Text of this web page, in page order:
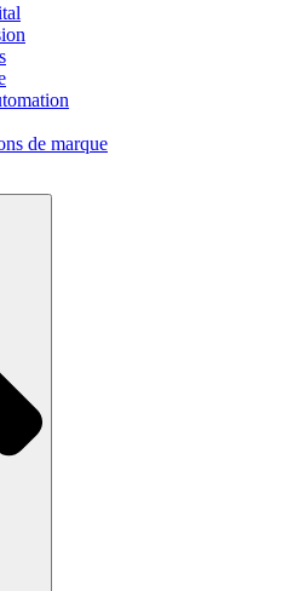
de marque